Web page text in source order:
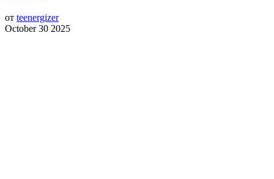
от teenergizer
October 30 2025